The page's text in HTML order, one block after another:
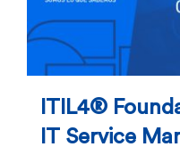
ITIL4®
IT Service